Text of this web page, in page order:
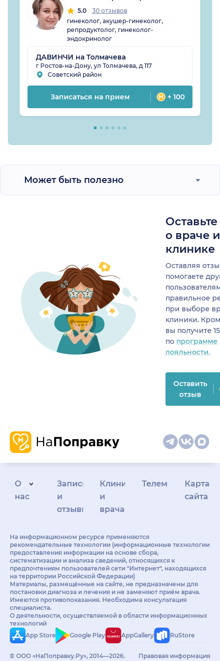
5.0
30 отзывов
гинеколог, акушер-гинеколог,
репродуктолог, гинеколог-
эндокринолог
ДАВИНЧИ на Толмачева
г Ростов-на-Дону, ул Толмачева, д 117
Советский район
Записаться на прием + 100
Может быть полезно
о враче
клинике
Оставляя
помогаете
правильное
при выборе
клиники.
вы получите
по программе
лояльности.
Оставить
отзыв
О
нас
Запись
и
отзывы
Клиникам
и
врачам
Телемедицина
Карта
сайта
На информационном ресурсе применяются
рекомендательные технологии (информационные технологии
предоставления информации на основе сбора,
систематизации и анализа сведений, относящихся к
предпочтениям пользователей сети "Интернет", находящихся
на территории Российской Федерации)
Материалы, размещённые на сайте, не предназначены для
постановки диагноза и лечения и не заменяют приём врача.
Имеются противопоказания. Необходима консультация
специалиста.
О деятельности, осуществляемой в области информационных
технологий
App Store
Google Play AppGallery RuStore
© ООО «НаПоправку.Ру», 2014—2026.
Правовая информация